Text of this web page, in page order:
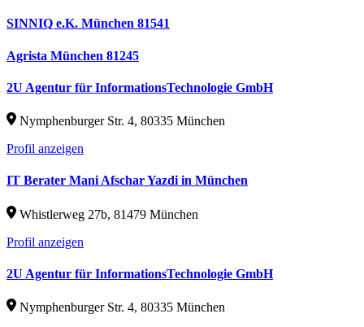
SINNIQ e.K. München 81541
Agrista München 81245
2U Agentur für InformationsTechnologie GmbH
Nymphenburger Str. 4, 80335 München
Profil anzeigen
IT Berater Mani Afschar Yazdi in München
Whistlerweg 27b, 81479 München
Profil anzeigen
2U Agentur für InformationsTechnologie GmbH
Nymphenburger Str. 4, 80335 München